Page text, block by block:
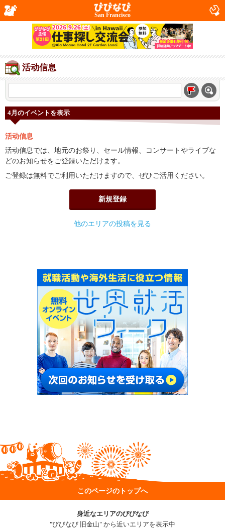
San Francisco
活动信息
4月のイベントを表示
活动信息
活动信息では、地元のお祭り、セール情報、コンサートやライブな
どのお知らせをご登録いただけます。
ご登録は無料でご利用いただけますので、ぜひご活用ください。
新規登録
他のエリアの投稿を見る
このページのトップへ
身近なエリアのびびなび
"びびなび 旧金山" から近いエリアを表示中